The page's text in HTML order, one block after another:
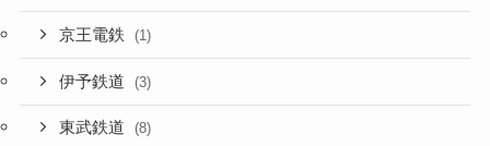
京王電鉄 (1)
伊予鉄道 (3)
東武鉄道 (8)